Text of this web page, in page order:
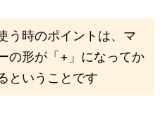
う時のポイントは、マ
の形が「+」になってか
ということです